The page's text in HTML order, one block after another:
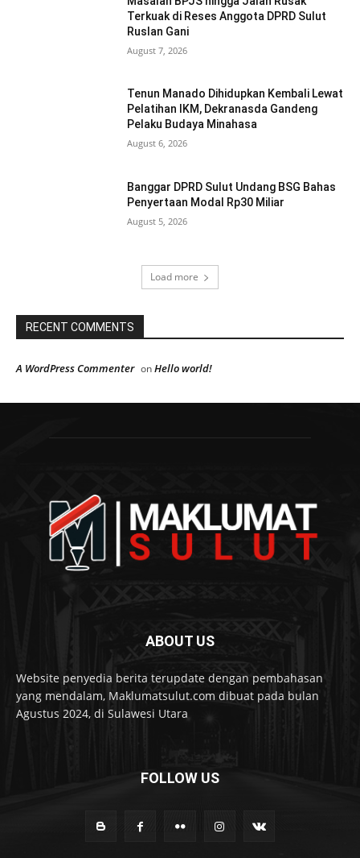
Terkuak di Reses Anggota DPRD Sulut
Ruslan Gani
August 7, 2026
Tenun Manado Dihidupkan Kembali Lewat
Pelatihan IKM, Dekranasda Gandeng
Pelaku Budaya Minahasa
August 6, 2026
Banggar DPRD Sulut Undang BSG Bahas
Penyertaan Modal Rp30 Miliar
August 5, 2026
Load more
RECENT COMMENTS
A WordPress Commenter onHello world!
ABOUT US
Website penyedia berita terupdate dengan pembahasan
yang mendalam, Maklumatsulut.com dibuat pada bulan
Agustus 2024, di Sulawesi Utara
FOLLOW US